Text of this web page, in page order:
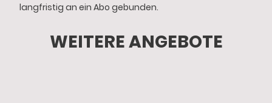
langfristig an ein Abo gebunden.
WEITERE ANGEBOTE